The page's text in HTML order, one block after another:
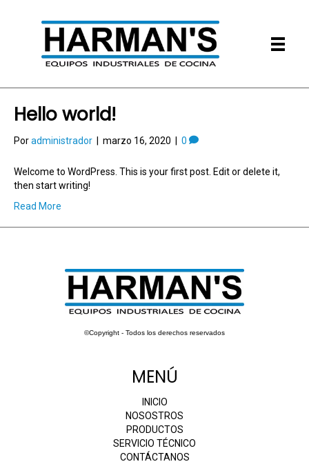
Hello world!
Poradministrador | marzo 16, 2020 | 0
Welcome to WordPress. This is your first post. Edit or delete it,
then start writing!
Read More
©Copyright - Todos los derechos reservados
MENÚ
INICIO
NOSOSTROS
PRODUCTOS
SERVICIO TÉCNICO
CONTÁCTANOS